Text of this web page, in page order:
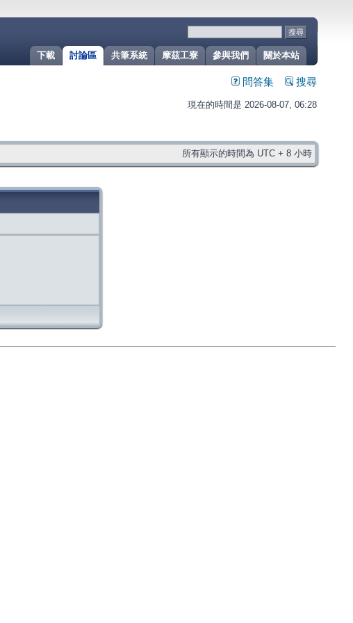
關於本站
參與我們
摩茲工寮
共筆系統
討論區
下載
問答集 搜尋
現在的時間是 2026-08-07, 06:28
所有顯示的時間為 UTC + 8 小時